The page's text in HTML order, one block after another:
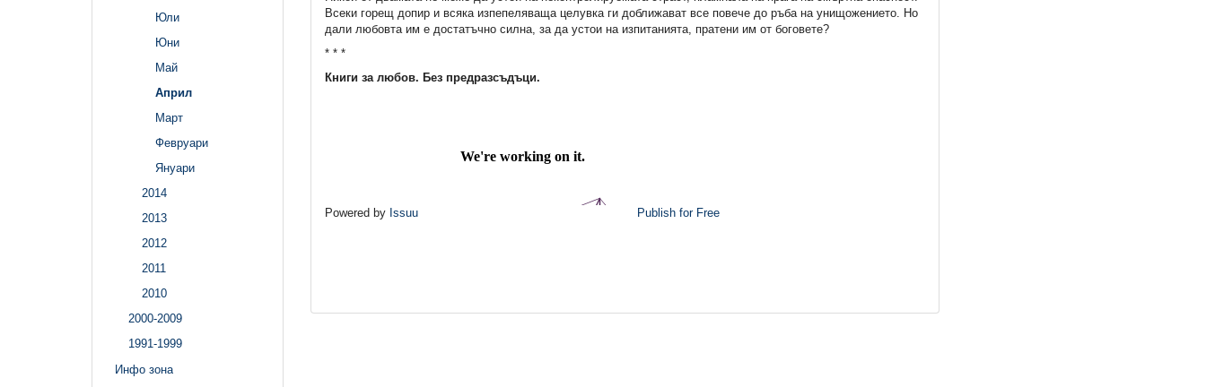
Юли
Юни
Май
Април
Март
Февруари
Януари
2014
2013
2012
2011
2010
2000-2009
1991-1999
Инфо зона
Всеки горещ допир и всяка изпепеляваща целувка ги доближават все повече до ръба на унищожението. Но
дали любовта им е достатъчно силна, за да устои на изпитанията, пратени им от боговете?
* * *
Книги за любов. Без предразсъдъци.
Powered by Issuu Publish for Free